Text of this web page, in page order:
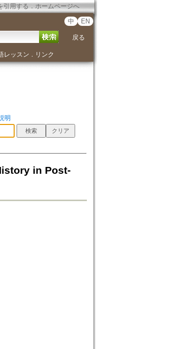
引用する ． ホームページへ
中 EN
戻る
レッスン ． リンク
明
in Post-